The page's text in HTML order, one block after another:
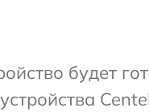
будет